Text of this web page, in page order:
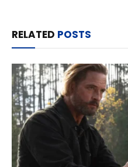
RELATED POSTS